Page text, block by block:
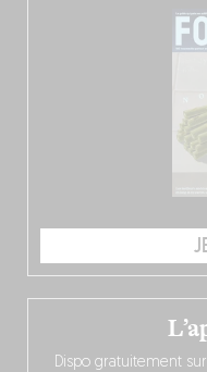
Dispo gratuitement